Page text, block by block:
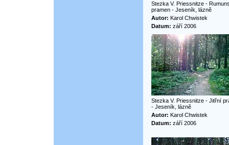
Stezka V. Priessnitze -
pramen - Jeseník, lázně
Autor: Karol Chwistek
Datum: září 2006
Stezka V. Priessnitze - Jitřní
- Jeseník, lázně
Autor: Karol Chwistek
Datum: září 2006